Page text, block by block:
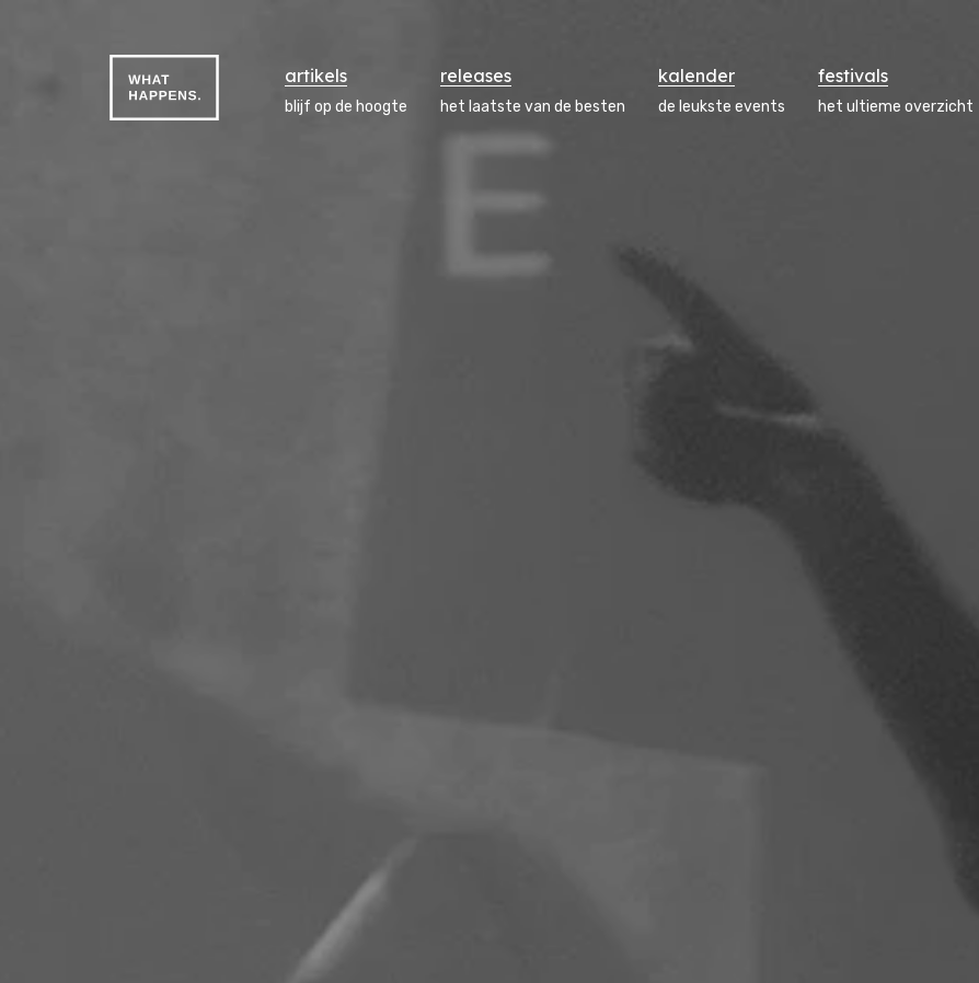
artikels
blijf op de hoogte
releases
het laatste van de besten
kalender
de leukste events
festivals
het ultieme overzicht